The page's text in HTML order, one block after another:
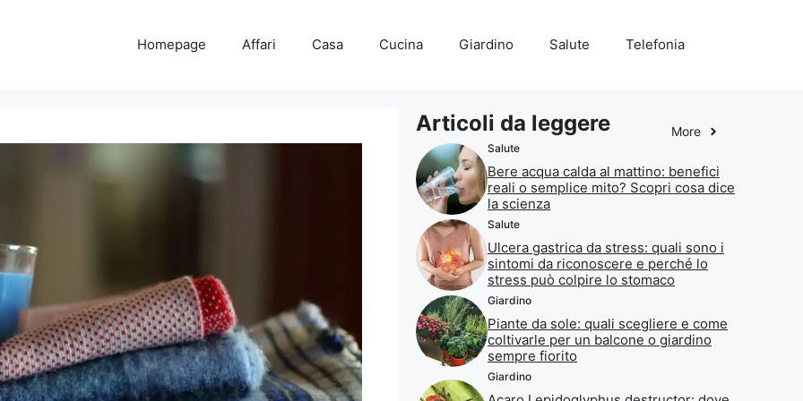
Homepage Affari Casa Cucina Giardino Salute Telefonia
Articoli da leggere More
Salute
Bere acqua calda al mattino: benefici
reali o semplice mito? Scopri cosa dice
la scienza
Salute
Ulcera gastrica da stress: quali sono i
sintomi da riconoscere e perché lo
stress può colpire lo stomaco
Giardino
Piante da sole: quali scegliere e come
coltivarle per un balcone o giardino
sempre fiorito
Giardino